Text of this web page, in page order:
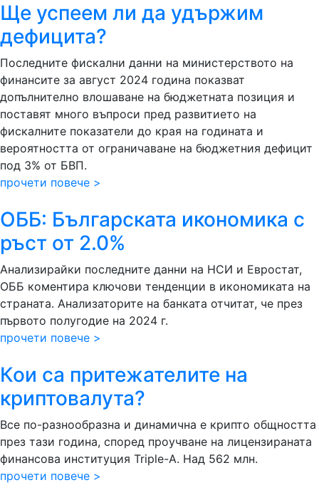
Ще успеем ли да удържим
дефицита?
Последните фискални данни на министерството на
финансите за август 2024 година показват
допълнително влошаване на бюджетната позиция и
поставят много въпроси пред развитието на
фискалните показатели до края на годината и
вероятността от ограничаване на бюджетния дефицит
под 3% от БВП.
прочети повече >
ОББ: Българската икономика с
ръст от 2.0%
Анализирайки последните данни на НСИ и Евростат,
ОББ коментира ключови тенденции в икономиката на
страната. Анализаторите на банката отчитат, че през
първото полугодие на 2024 г.
прочети повече >
Кои са притежателите на
криптовалута?
Все по-разнообразна и динамична е крипто общността
през тази година, според проучване на лицензираната
финансова институция Triple-A. Над 562 млн.
прочети повече >